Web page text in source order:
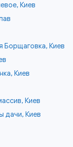
Киев
Борщаговка, Киев
Киев
Киев
дачи, Киев